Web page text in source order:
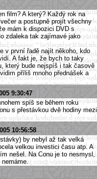
film? A který? Každý rok na
a postupně projít všechny
mám k dispozici DVD s
zdaleka tak zajímavé jako
v první řadě najít někoho, kdo
A fakt je, že bych to taky
který bude nejspíš i tak časově
příliš mnoho přednášek a
9:30:47
spíš se během roku
s přestávkou dvě hodiny mezi
10:56:58
by nebyl až tak velká
velkou investici času atp. A
nešel. Na Conu je to nesmysl,